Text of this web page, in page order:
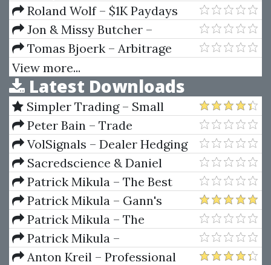
Course
Strategies For Stock Day
Traders
Roland Wolf – $1K Paydays
Jon & Missy Butcher –
Lifebook
Tomas Bjoerk – Arbitrage
Theory In Continuous Time
View more...
Latest Downloads
Simpler Trading – Small
Account Futures Bundle (Elite
Package) by Joe Rokop
Peter Bain – Trade
Currencies Like the Big Dogs
VolSignals – Dealer Hedging
Dynamics
Sacredscience & Daniel
Ferrera – Spirals Of Growth And
Decay (Private Ed.)
Patrick Mikula – The Best
Trendline Methods of Alan
Andrews and Five New
Trendline Techniques
Patrick Mikula – Gann's
Scientific Methods Unveiled -
Volumes 1 & 2
Patrick Mikula – The
Definitive Guide to Forecasting
Using W.D. Gann's Square of
Patrick Mikula –
Encyclopedia Of Planetary
Anton Kreil – Professional